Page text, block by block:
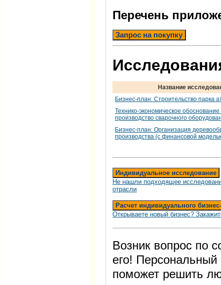
Перечень
Запрос на покупку
Название
Бизнес-план: Строительство парка
Технико-экономическое
производство сварочного
Бизнес-план: Организация
производства (с финансовой
Индивидуальное исследование
Не нашли подходящее
отрасли
Расчет индивидуального
Открываете новый бизнес?
Возник вопрос по
его!
поможет решить